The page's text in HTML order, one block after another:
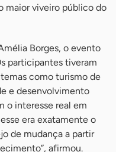
maior viveiro público do
Borges, o evento
participantes tiveram
como turismo de
e desenvolvimento
o interesse real em
era exatamente o
de mudança a partir
afirmou.